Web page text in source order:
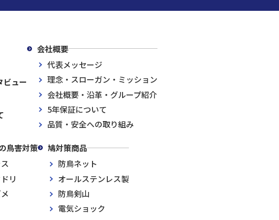
ビュー
会社概要
代表メッセージ
理念・スローガン・ミッション
会社概要・沿革・グループ紹介
5年保証について
品質・安全への取り組み
鳥害対策
リ
鳩対策商品
防鳥ネット
オールステンレス製
防鳥剣山
電気ショック